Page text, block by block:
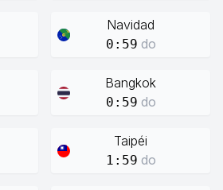
Navidad
0:59 do
Bangkok
0:59 do
Taipéi
1:59 do